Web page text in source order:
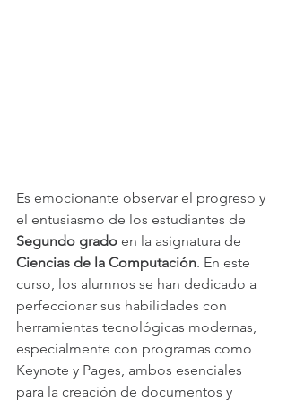
Es emocionante observar el progreso y
el entusiasmo de los estudiantes de
Segundo grado en la asignatura de
Ciencias de la Computación. En este
curso, los alumnos se han dedicado a
perfeccionar sus habilidades con
herramientas tecnológicas modernas,
especialmente con programas como
Keynote y Pages, ambos esenciales
para la creación de documentos y